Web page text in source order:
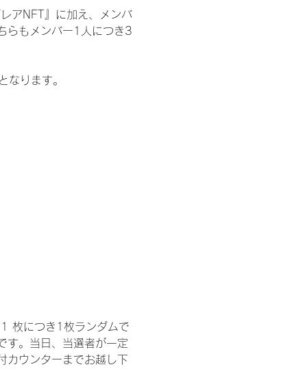
アNFT』に加え、メンバ
らもメンバー1人につき3
なります。
枚につき1枚ランダムで
す。当日、当選者が一定
カウンターまでお越し下